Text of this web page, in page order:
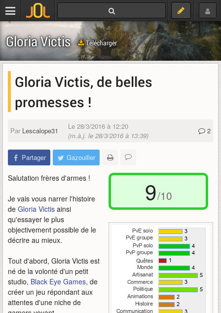
Gloria Victis Télécharger
Gloria Victis, de belles
promesses !
Par Lescalope31
Le 28/3/2016 à 12:20
(m.à.j. le 28/3/2016 à 13:39)
2
Partager Gazouiller
9/10
Salutation frères d'armes !
Je vais vous narrer l'histoire
de Gloria Victis ainsi
qu'essayer le plus
objectivement possible de le
décrire au mieux.
Tout d'abord, Gloria Victis est
né de la volonté d'un petit
studio, Black Eye Games, de
créer un jeu répondant aux
attentes d'une niche de